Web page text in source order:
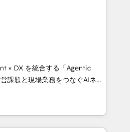
× DX を統合する「Agentic
として、HubSpot Eliteの実装
ます。 💡 100inc は何
を共通基盤に、AIエージェン
ント業務（マーケティング・営